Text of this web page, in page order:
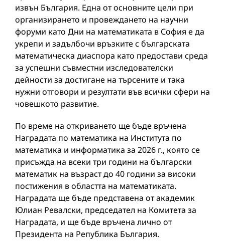
извън България. Една от основните цели при
организирането и провеждането на научни
форуми като Дни на математиката в София е да
укрепи и задълбочи връзките с българската
математическа диаспора като предостави среда
за успешни съвместни изследователски
дейности за достигане на търсените и така
нужни отговори и резултати във всички сфери на
човешкото развитие.
По време на откриването ще бъде връчена
Наградата по математика на Института по
математика и информатика за 2026 г., която се
присъжда на всеки три години на български
математик на възраст до 40 години за високи
постижения в областта на математиката.
Наградата ще бъде представена от академик
Юлиан Ревалски, председател на Комитета за
Наградата, и ще бъде връчена лично от
Президента на Република България.